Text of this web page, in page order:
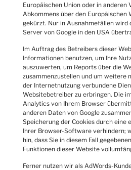
Europäischen Union oder in anderen
Abkommens über den
gekürzt. Nur in Ausnahmefällen wird
Server von Google in den USA
Im Auftrag des Betreibers dieser
Informationen benutzen, um Ihre
auszuwerten, um Reports über die
zusammenzustellen und um weitere
der Internetnutzung verbundene
Websitebetreiber zu erbringen. Die
Analytics von Ihrem Browser
anderen Daten von Google
Speicherung der Cookies durch eine
Ihrer Browser-Software verhindern;
hin, dass Sie in diesem Fall
Funktionen dieser Website
Ferner nutzen wir als AdWords-